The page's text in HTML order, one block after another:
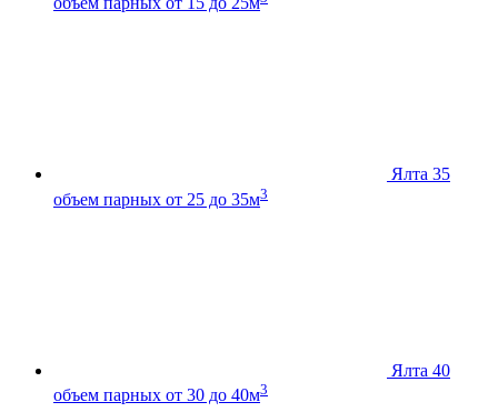
Ялта 35
объем парных от 25 до 35м3
Ялта 40
объем парных от 30 до 40м3